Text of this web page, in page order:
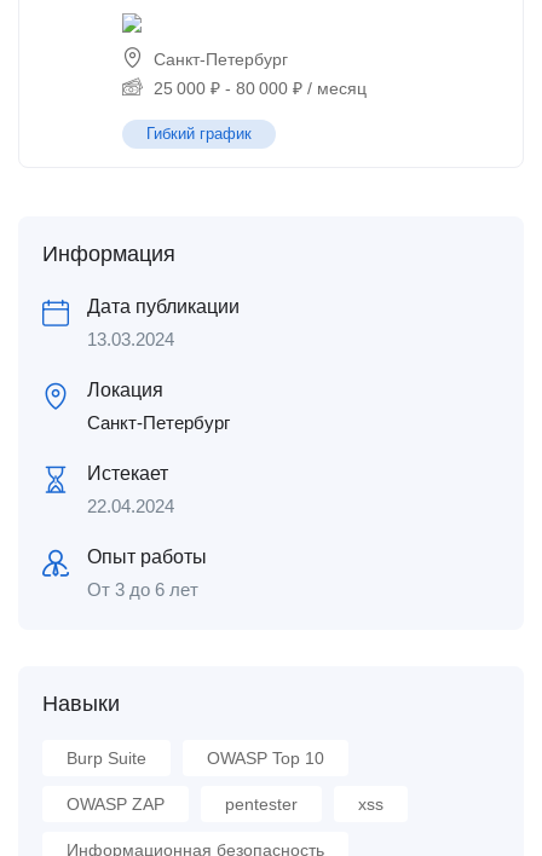
Санкт-Петербург
25 000 ₽ - 80 000 ₽ / месяц
Гибкий график
Информация
Дата публикации
13.03.2024
Локация
Санкт-Петербург
Истекает
22.04.2024
Опыт работы
От 3 до 6 лет
Навыки
Burp Suite OWASP Top 10
OWASP ZAP pentester xss
Информационная безопасность